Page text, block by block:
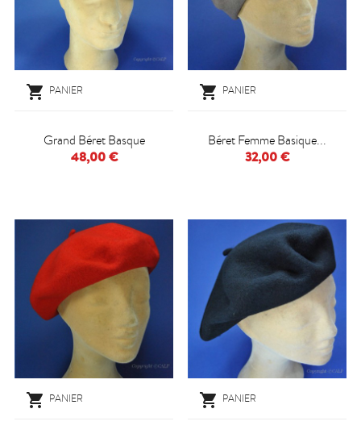
 PANIER
Grand Béret Basque
48,00 €
 PANIER
Béret Femme Basique...
32,00 €
 PANIER  PANIER